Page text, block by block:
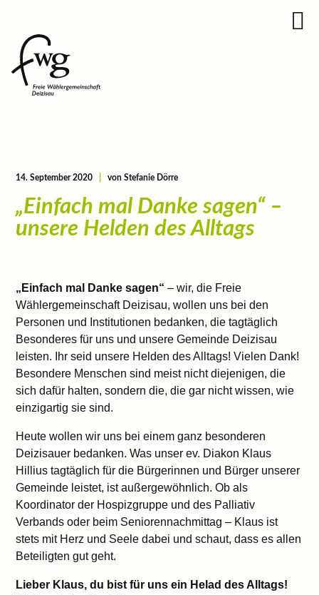
14. September 2020 von Stefanie Dörre
„Einfach mal Danke sagen“ –
unsere Helden des Alltags
„Einfach mal Danke sagen“ – wir, die Freie
Wählergemeinschaft Deizisau, wollen uns bei den
Personen und Institutionen bedanken, die tagtäglich
Besonderes für uns und unsere Gemeinde Deizisau
leisten. Ihr seid unsere Helden des Alltags! Vielen Dank!
Besondere Menschen sind meist nicht diejenigen, die
sich dafür halten, sondern die, die gar nicht wissen, wie
einzigartig sie sind.
Heute wollen wir uns bei einem ganz besonderen
Deizisauer bedanken. Was unser ev. Diakon Klaus
Hillius tagtäglich für die Bürgerinnen und Bürger unserer
Gemeinde leistet, ist außergewöhnlich. Ob als
Koordinator der Hospizgruppe und des Palliativ
Verbands oder beim Seniorennachmittag – Klaus ist
stets mit Herz und Seele dabei und schaut, dass es allen
Beteiligten gut geht.
Lieber Klaus, du bist für uns ein Helad des Alltags!